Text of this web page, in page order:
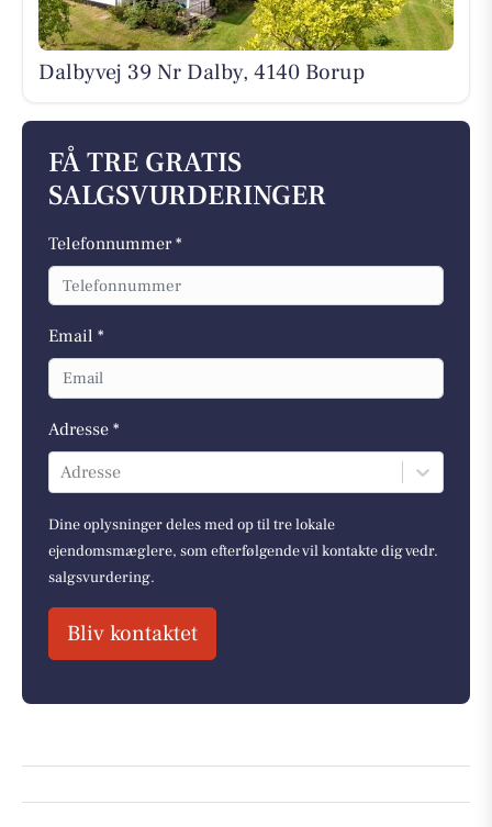
Dalbyvej 39 Nr Dalby, 4140 Borup
FÅ TRE GRATIS
SALGSVURDERINGER
Telefonnummer *
Email *
Adresse *
Adresse
Dine oplysninger deles med op til tre lokale
ejendomsmæglere, som efterfølgende vil kontakte dig vedr.
salgsvurdering.
Bliv kontaktet